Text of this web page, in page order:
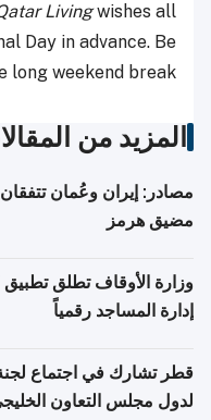
Livingwishes all
Day in advance. Be
long weekend break!
المزيد من
مصادر: إيران وعُمان
مضيق هرمز
وزارة الأوقاف تطلق
إدارة المساجد رقمياً
قطر تشارك في اجتماع
لدول مجلس التعاون